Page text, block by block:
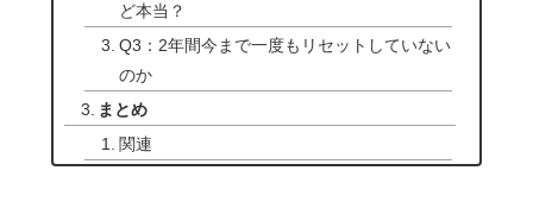
ど本当？
Q3：2年間今まで一度もリセットしていない
のか
まとめ
関連